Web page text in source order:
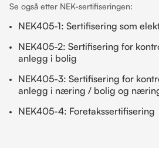
Se også etter NEK-sertifiseringen:
NEK405-1: Sertifisering som
NEK405-2: Sertifisering for
anlegg i bolig
NEK405-3: Sertifisering for
anlegg i næring / bolig og
NEK405-4: Foretakssertifisering